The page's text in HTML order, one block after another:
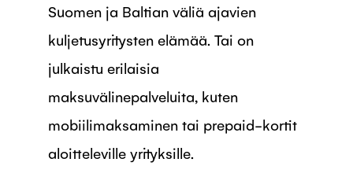
Suomen ja Baltian väliä ajavien
kuljetusyritysten elämää. Tai on
julkaistu erilaisia
maksuvälinepalveluita, kuten
mobiilimaksaminen tai prepaid-kortit
aloitteleville yrityksille.